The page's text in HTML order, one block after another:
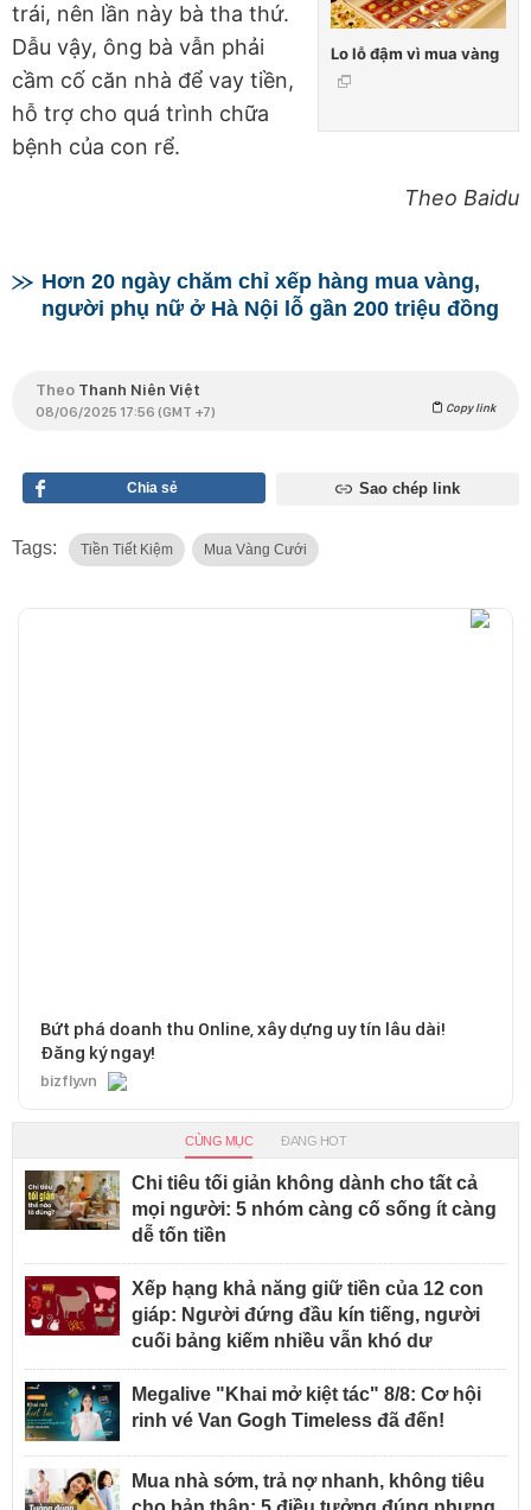
Lo lỗ đậm vì mua vàng
trái, nên lần này bà tha thứ.
Dẫu vậy, ông bà vẫn phải
cầm cố căn nhà để vay tiền,
hỗ trợ cho quá trình chữa
bệnh của con rể.
Theo Baidu
Hơn 20 ngày chăm chỉ xếp hàng mua vàng,
người phụ nữ ở Hà Nội lỗ gần 200 triệu đồng
Theo Thanh Niên Việt
08/06/2025 17:56 (GMT +7) Copy link
Chia sẻ Sao chép link
Tags: Tiền Tiết Kiệm Mua Vàng Cưới
Bứt phá doanh thu Online, xây dựng uy tín lâu dài!
Đăng ký ngay!
bizfly.vn
CÙNG MỤC ĐANG HOT
Chi tiêu tối giản không dành cho tất cả
mọi người: 5 nhóm càng cố sống ít càng
dễ tốn tiền
Xếp hạng khả năng giữ tiền của 12 con
giáp: Người đứng đầu kín tiếng, người
cuối bảng kiếm nhiều vẫn khó dư
Megalive "Khai mở kiệt tác" 8/8: Cơ hội
rinh vé Van Gogh Timeless đã đến!
Mua nhà sớm, trả nợ nhanh, không tiêu